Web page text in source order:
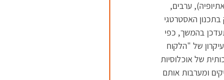
ערבים,
האסטרטגי
בהמשך, כפי
של "הלקוח
של אוכלוסיות
ומערבות אותם